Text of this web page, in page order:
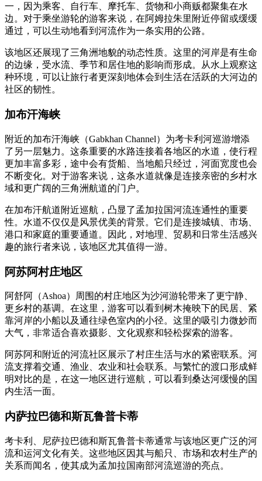
一，因为乘客、自行车、摩托车、货物和小商贩都聚集在水
边。对于乘坐游轮的游客来说，在阿姆拉朱里附近停留或缓缓
通过，可以生动地看到河流作为一条实用的公路。
该地区还展现了三角洲地貌的动态性质。这里的河岸是有生命
的边缘，受水流、季节和居住地的影响而形成。从水上观察这
种环境，可以让旅行者更深刻地体会到生活在活跃的大河边的
社区的韧性。
加布汗海峡
附近的加布汗海峡（Gabkhan Channel）为考卡利河巡游增添
了另一层魅力。这条重要的水路连接着各地区的水道，使行程
更加丰富多彩，途中会有货船、当地船只经过，河面宽度也会
不断变化。对于游客来说，这条水道就像是连接亲密的乡村水
域和更广阔的三角洲航道的门户。
在加布汗航道附近巡航，凸显了孟加拉国河流连通性的重要
性。水道不仅仅是风景优美的背景。它们是连接城镇、市场、
港口和家庭的重要通道。因此，对地理、贸易和日常生活感兴
趣的旅行者来说，该地区尤其值得一游。
阿苏阿村庄地区
阿舒阿（Ashoa）周围的村庄地区为沙河游轮带来了更宁静、
更乡村的基调。在这里，游客可以看到树木掩映下的民居、紧
靠河岸的小船以及通往绿色室内的小径。这里的吸引力微妙而
大气，非常适合喜欢摄影、文化观察和轻松探索的游客。
阿苏阿和附近的河流社区展示了村庄生活与水的紧密联系。河
流支撑着交通、渔业、农业和社会联系。与繁忙的渡口形成鲜
明对比的是，在这一地区进行巡航，可以看到桑达河缓慢的国
内生活一面。
内萨拉巴德和斯瓦鲁普卡蒂
考卡利、尼萨拉巴德和斯瓦鲁普卡蒂通常与该地区更广泛的河
流和运河文化有关。这些地区因其与船只、市场和农村生产的
关系而闻名，使其成为孟加拉国南部河流巡游的亮点。